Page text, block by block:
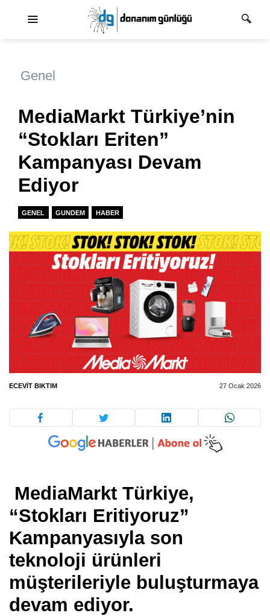
Genel
MediaMarkt Türkiye’nin
“Stokları Eriten”
Kampanyası Devam
Ediyor
GENEL GUNDEM HABER
ECEVIT BIKTIM 27 Ocak 2026
MediaMarkt Türkiye,
“Stokları Eritiyoruz”
Kampanyasıyla son
teknoloji ürünleri
müşterileriyle buluşturmaya
devam ediyor.